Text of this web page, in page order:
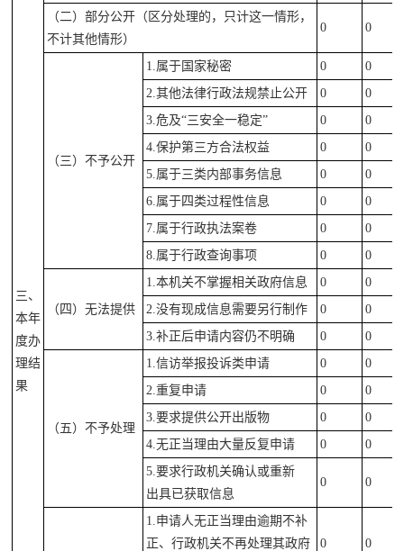
三、
本年
度办
理结
果
（二）部分公开（区分处理的，只计这一情形，
不计其他情形）
0 0
（三）不予公开
1.属于国家秘密 0 0
2.其他法律行政法规禁止公开
0 0
3.危及“三安全一稳定”
0 0
4.保护第三方合法权益
0 0
5.属于三类内部事务信息
0 0
6.属于四类过程性信息
0 0
7.属于行政执法案卷
0 0
8.属于行政查询事项
0 0
（四）无法提供
1.本机关不掌握相关政府信息 0 0
2.没有现成信息需要另行制作
0 0
3.补正后申请内容仍不明确
0 0
（五）不予处理
1.信访举报投诉类申请 0 0
2.重复申请
0 0
3.要求提供公开出版物
0 0
4.无正当理由大量反复申请
0 0
5.要求行政机关确认或重新
出具已获取信息
0 0
1.申请人无正当理由逾期不补
正、行政机关不再处理其政府
0 0